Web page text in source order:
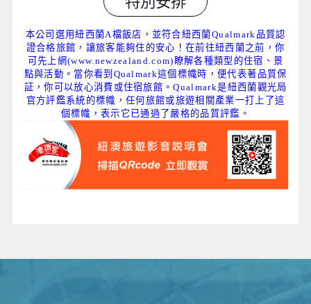
本公司選用紐西蘭A檔飯店，並符合紐西蘭Qualmark品質認
證合格旅館，讓旅客能夠住的安心！在前往紐西蘭之前，你
可先上網(www.newzealand.com)瞭解各種類型的住宿、景
點與活動。當你看到Qualmark這個標幟時，便代表著品質保
証，你可以放心消費或住宿旅館。Qualmark是紐西蘭觀光局
官方評鑑系統的標幟，任何旅館或旅遊相關產業一打上了這
個標幟，表示它已通過了嚴格的品質評鑑。